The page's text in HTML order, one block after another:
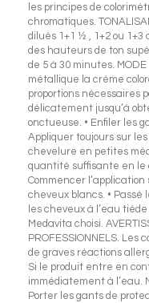
les principes de
chromatiques.
dilués 1+1 ½ , 1+2 ou
des hauteurs de ton
de 5 à 30 minutes. MODE
métallique la crème
proportions nécessaires
délicatement jusqu’à
onctueuse. • Enfiler les
Appliquer toujours sur
chevelure en petites
quantité suffisante en le
Commencer
cheveux blancs. •
les cheveux à l’eau
Medavita choisi.
PROFESSIONNELS.
de graves réactions
Si le produit entre en
immédiatement à l’eau.
Porter les gants de